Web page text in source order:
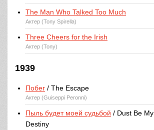
The Man Who Talked Too Much
Актер (Tony Spirella)
Three Cheers for the Irish
Актер (Tony)
1939
Побег / The Escape
Актер (Guiseppi Peronni)
Пыль будет моей судьбой / Dust Be My
Destiny